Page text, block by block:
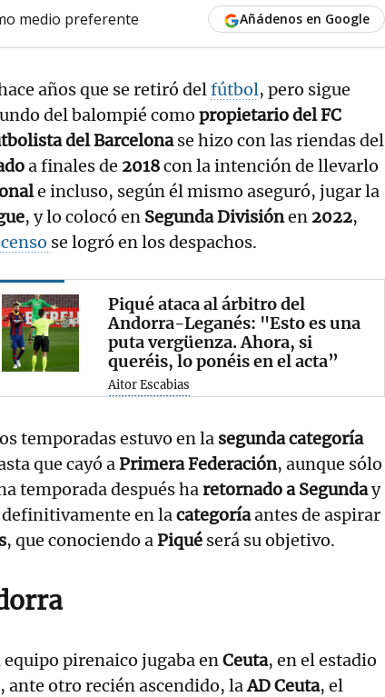
medio preferente Añádenos en Google
años que se retiró delfútbol, pero sigue
del balompié como propietario delFC
del Barcelonase hizo con las riendas del
a finales de 2018con la intención de llevarlo
e incluso, según él mismo aseguró, jugar la
, y lo colocó en Segunda Divisiónen 2022,
se logró en los despachos.
Piqué ataca al árbitro del
Andorra-Leganés: "Esto es una
puta vergüenza. Ahora, si
queréis, lo ponéis en el acta”
Aitor Escabias
temporadas estuvo en la segunda categoría
que cayó aPrimera Federación, aunque sólo
temporada después haretornado a Segunday
definitivamente en lacategoríaantes de aspirar
, que conociendo aPiqué será su objetivo.
equipo pirenaico jugaba enCeuta, en el estadio
, ante otro recién ascendido, laAD Ceuta, el